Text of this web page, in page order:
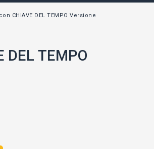
CHIAVE DEL TEMPO Versione
TEMPO